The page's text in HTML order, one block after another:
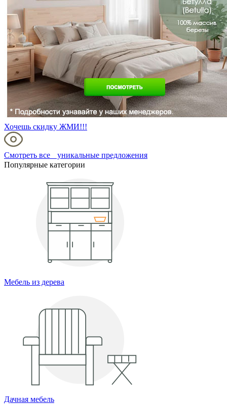
Хочешь скидку ЖМИ!!!
Смотреть все уникальные предложения
Популярные категории
Мебель из дерева
Дачная мебель